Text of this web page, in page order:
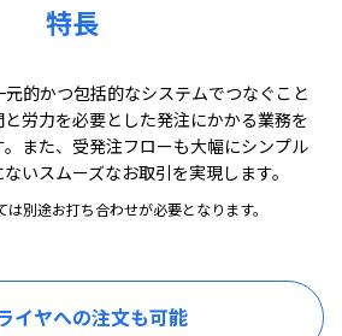
特長
的かつ包括的なシステムでつなぐこと
労力を必要とした発注にかかる業務を
また、受発注フローも大幅にシンプル
いスムーズなお取引を実現します。
別途お打ち合わせが必要となります。
イヤへの注文も可能